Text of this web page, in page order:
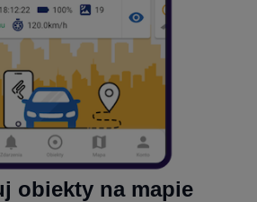
obiekty na mapie